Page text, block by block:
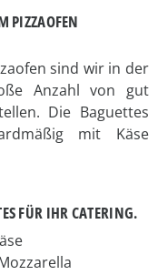
PIZZAOFEN
sind wir in der
Anzahl von gut
Die Baguettes
mit Käse
FÜR IHR CATERING.